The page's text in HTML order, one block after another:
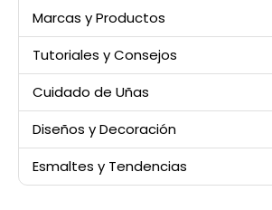
Marcas y Productos
Tutoriales y Consejos
Cuidado de Uñas
Diseños y Decoración
Esmaltes y Tendencias